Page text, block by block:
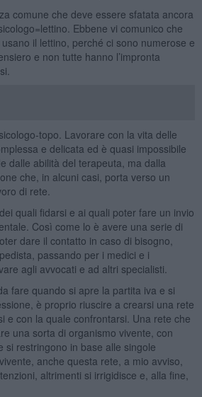
comune che deve essere sfatata ancora
Ebbene vi comunico che
il lettino, perché ci sono numerose e
e non tutte hanno l’impronta
topo. Lavorare con la vita delle
e delicata ed è quasi impossibile
dalle abilità del terapeuta, ma dalla
che, in alcuni casi, porta verso un
di rete.
quali fidarsi e ai quali poter fare un invio
Così come lo è avere una serie di
dare il contatto in caso di bisogno,
passando per i medici e i
agli avvocati e ad altri specialisti.
fare quando si apre la partita iva e si
è proprio riuscire a crearsi una rete
e con la quale confrontarsi. Una rete che
una sorta di organismo vivente, con
si restringono in base alle singole
anche questa rete, a mio avviso,
altrimenti si irrigidisce e, alla fine,